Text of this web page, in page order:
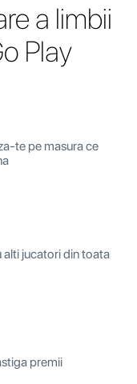
a limbii
Play
te pe masura ce
alti jucatori din toata
premii